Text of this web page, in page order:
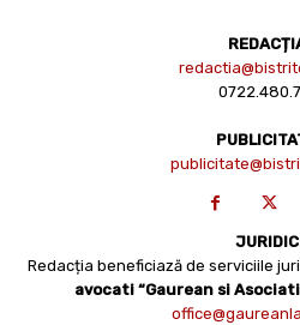
Redacția beneficiază de serviciile
avocati “Gaurean si